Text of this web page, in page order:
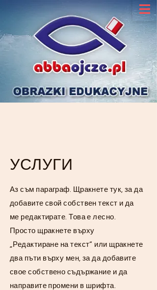
УСЛУГИ
Аз съм параграф. Щракнете тук, за да
добавите свой собствен текст и да
ме редактирате. Това е лесно.
Просто щракнете върху
„Редактиране на текст“ или щракнете
два пъти върху мен, за да добавите
свое собствено съдържание и да
направите промени в шрифта.